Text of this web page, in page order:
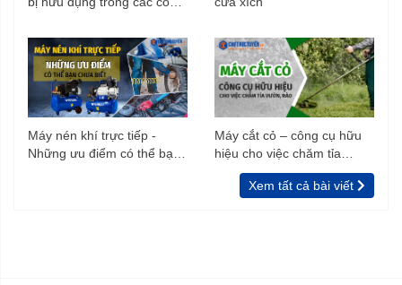
Máy nén khí trực tiếp -
Những ưu điểm có thể bạn
Máy cắt cỏ – công cụ hữu
hiệu cho việc chăm tỉa
vườn, rào
Xem tất cả bài viết